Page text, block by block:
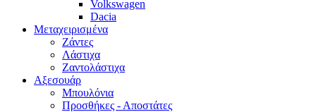
Volkswagen
Dacia
Μεταχειρισμένα
Zάντες
Λάστιχα
Ζαντολάστιχα
Αξεσουάρ
Μπουλόνια
Προσθήκες - Αποστάτες